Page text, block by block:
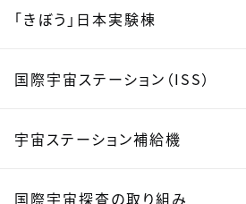
「きぼう」日本実験棟
国際宇宙ステーション（ISS）
宇宙ステーション補給機
国際宇宙探査の取り組み